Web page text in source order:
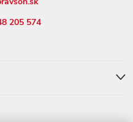
205 574